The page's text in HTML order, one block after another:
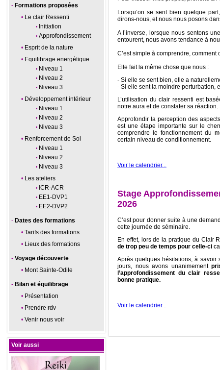
Formations proposées
Le clair Ressenti
Initiation
Approfondissement
Esprit de la nature
Equilibrage energétique
Niveau 1
Niveau 2
Niveau 3
Développement intérieur
Niveau 1
Niveau 2
Niveau 3
Renforcement de Soi
Niveau 1
Niveau 2
Niveau 3
Les ateliers
ICR-ACR
EE1-DVP1
EE2-DVP2
Dates des formations
Tarifs des formations
Lieux des formations
Voyage découverte
Mont Sainte-Odile
Bilan et équilibrage
Présentation
Prendre rdv
Venir nous voir
Voir aussi
Lorsqu’on se sent bien quelque
dirons-nous, et nous nous posons
A l’inverse, lorsque nous sentons
entourent, nous avons tendance à
C’est simple à comprendre,
Elle fait la même chose que nous :
- Si elle se sent bien, elle a
- Si elle sent la moindre perturbation,
L’utilisation du clair ressenti est
notre aura et de constater sa réaction.
Approfondir la perception des
est une étape importante sur le
comprendre le fonctionnement du
certain niveau de conditionnement.
Voir le calendrier...
Stage
2026
C’est pour donner suite à une
cette journée de séminaire.
En effet, lors de la pratique du Clair
de trop peu de temps pour celle-ci
Après quelques hésitations, à
jours, nous avons unanimement
l’approfondissement du clair
bonne pratique.
Voir le calendrier...